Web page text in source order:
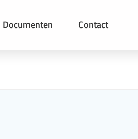
Documenten Contact